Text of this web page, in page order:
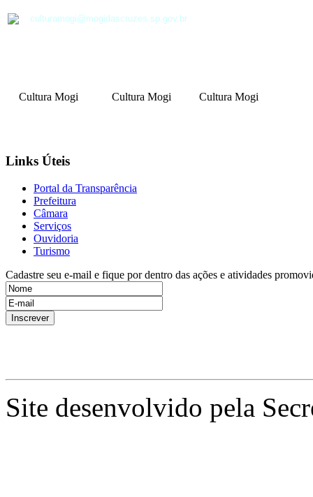
culturamogi@mogidascruzes.sp.gov.br
Cultura Mogi Cultura Mogi Cultura Mogi
Links Úteis
Portal da Transparência
Prefeitura
Câmara
Serviços
Ouvidoria
Turismo
Cadastre seu e-mail e fique por dentro das ações e atividades
Site desenvolvido pela